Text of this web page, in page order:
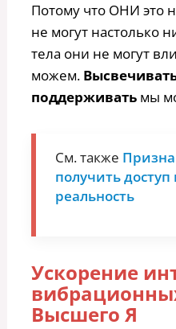
Потому что ОНИ это
не могут настолько
тела они не могут
можем.
поддерживатьмы
См. также
получить
реальность
Ускорение
Высшего Я